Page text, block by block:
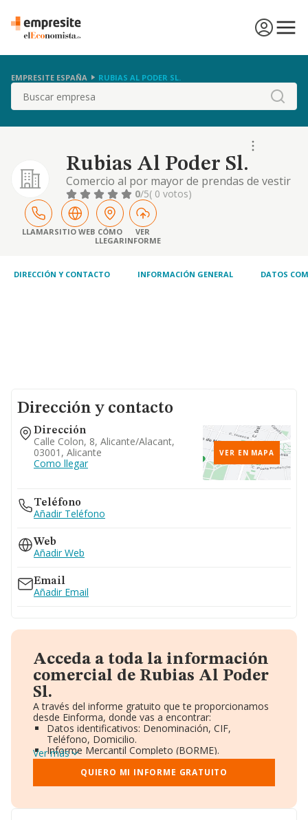
EMPRESITE ESPAÑA RUBIAS AL PODER SL.
Buscar
Rubias Al Poder Sl.
Comercio al por mayor de prendas de vestir
y calzado. comercio al por menor de prendas
de vestir en establecimientos especializados.
comercio al por menor por correspondencia
o internet
0/5( 0 votos)
LLAMARSITIO WEB CÓMO
LLEGAR
VER
INFORME
DIRECCIÓN Y CONTACTO INFORMACIÓN GENERAL DATOS
Dirección y contacto
Dirección
Calle Colon, 8, Alicante/alacant,
03001, Alicante
Como llegar
VER EN MAPA
Teléfono
Añadir Teléfono
Web
Añadir Web
Email
Añadir Email
Acceda a toda la información
comercial de Rubias Al Poder
Sl.
A través del informe gratuito que te proporcionamos
desde Einforma, donde vas a encontrar:
Datos identificativos: Denominación, CIF,
Teléfono, Domicilio.
Informe Mercantil Completo (BORME).
Gráficos de Evolución Ventas y Empleados.
Consejo de Administración y Administradores.
Directivos y Ejecutivos.
Ver más
QUIERO MI INFORME GRATUITO